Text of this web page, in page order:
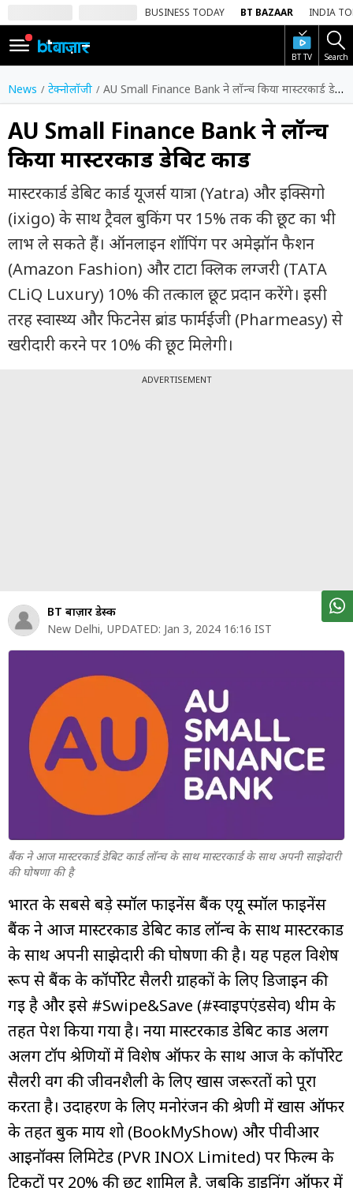
BUSINESS TODAY BT BAZAAR INDIA
BT TV Search
SIGN
IN
Dark
Mode
होम
शेयर
बाज़ार
वीडियो
ट्रेंडिंग
बिजनेस
न्यूज
ट्रेंडिंग
बिजनेस
वीडियो
म्यूचुअल
फंड
News टेक्नोलॉजी AU Small Finance Bank ने लॉन्च किया मास्टरकार्ड डेबिट कार्ड
AU Small Finance Bank ने लॉन्च
किया मास्टरकार्ड डेबिट कार्ड
मास्टरकार्ड डेबिट कार्ड यूजर्स यात्रा (Yatra) और इक्सिगो
(ixigo) के साथ ट्रैवल बुकिंग पर 15% तक की छूट का भी
लाभ ले सकते हैं। ऑनलाइन शॉपिंग पर अमेझॉन फैशन
(Amazon Fashion) और टाटा क्लिक लग्जरी (TATA
CLiQ Luxury) 10% की तत्काल छूट प्रदान करेंगे। इसी
तरह स्वास्थ्य और फिटनेस ब्रांड फार्मईजी (Pharmeasy) से
खरीदारी करने पर 10% की छूट मिलेगी।
ADVERTISEMENT
BT बाज़ार डेस्क
New Delhi, UPDATED: Jan 3, 2024 16:16 IST
बैंक ने आज मास्टरकार्ड डेबिट कार्ड लॉन्च के साथ मास्टरकार्ड के साथ अपनी साझेदारी
की घोषणा की है
भारत के सबसे बड़े स्‍मॉल फाइनेंस बैंक एयू स्मॉल फाइनेंस
बैंक ने आज मास्टरकार्ड डेबिट कार्ड लॉन्च के साथ मास्टरकार्ड
के साथ अपनी साझेदारी की घोषणा की है। यह पहल विशेष
रूप से बैंक के कॉर्पोरेट सैलरी ग्राहकों के लिए डिजाइन की
गई है और इसे #Swipe&Save (#स्वाइपएंडसेव) थीम के
तहत पेश किया गया है। नया मास्टरकार्ड डेबिट कार्ड अलग
अलग टॉप श्रेणियों में विशेष ऑफर के साथ आज के कॉर्पोरेट
सैलरी वर्ग की जीवनशैली के लिए खास जरूरतों को पूरा
करता है। उदाहरण के लिए मनोरंजन की श्रेणी में खास ऑफर
के तहत बुक माय शो (BookMyShow) और पीवीआर
आईनॉक्स लिमिटेड (PVR INOX Limited) पर फिल्‍म के
टिकटों पर 20% की छूट शामिल है, जबकि डाइनिंग ऑफर में